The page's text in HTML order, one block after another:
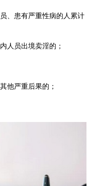
、患有严重性病的人累计
人员出境卖淫的；
他严重后果的；